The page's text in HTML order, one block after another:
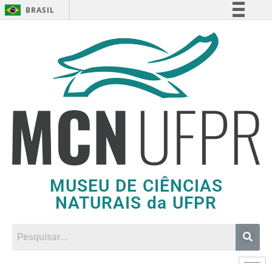
BRASIL
Comunica BR
Participe
Acesso à informação
MUSEU DE CIÊNCIAS
NATURAIS da UFPR